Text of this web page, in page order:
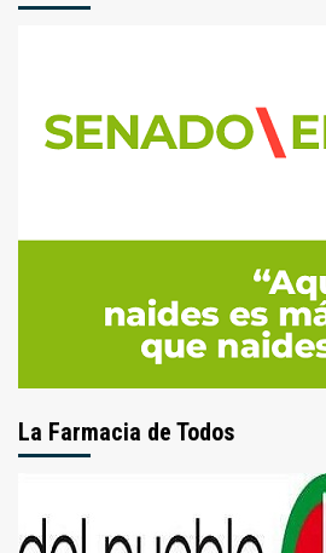
La Farmacia de Todos